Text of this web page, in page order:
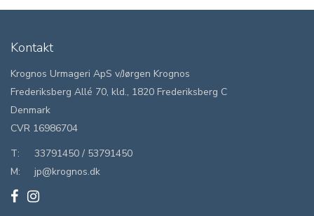
Kontakt
Krognos Urmageri ApS v/Jørgen Krognos
Frederiksberg Allé 70, kld., 1820 Frederiksberg C
Denmark
CVR 16986704
T:
33791450 / 53791450
M:
jp@krognos.dk